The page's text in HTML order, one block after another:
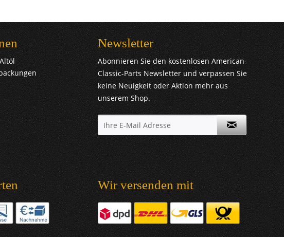
Newsletter
Abonnieren Sie den kostenlosen American-
Classic-Parts Newsletter und verpassen Sie
keine Neuigkeit oder Aktion mehr aus
unserem Shop.
Wir versenden mit